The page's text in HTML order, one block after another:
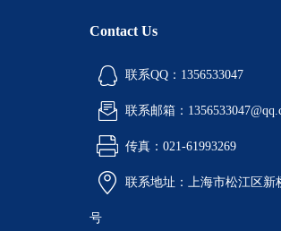
Contact Us
联系QQ：1356533047
联系邮箱：
传真：021-61993269
联系地址：上海市松江区新
号